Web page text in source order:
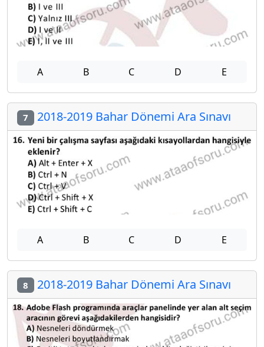
A B C D E
7 2018-2019 Bahar Dönemi Ara Sınavı
A B C D E
8 2018-2019 Bahar Dönemi Ara Sınavı